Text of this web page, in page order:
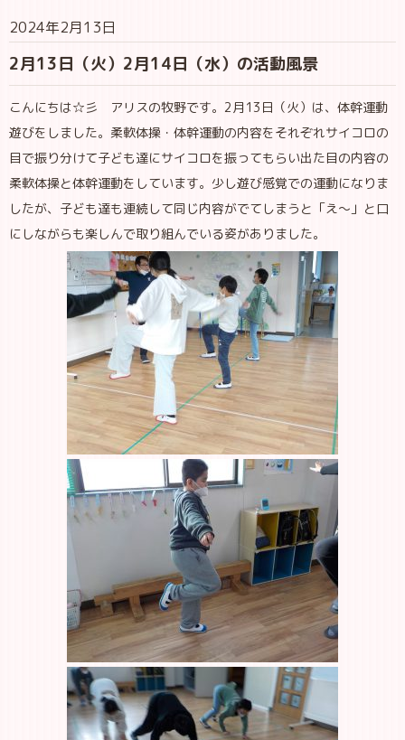
2024年2月13日
2月13日（火）2月14日（水）の活動風景
こんにちは☆彡 アリスの牧野です。2月13日（火）は、体幹運動
遊びをしました。柔軟体操・体幹運動の内容をそれぞれサイコロの
目で振り分けて子ども達にサイコロを振ってもらい出た目の内容の
柔軟体操と体幹運動をしています。少し遊び感覚での運動になりま
したが、子ども達も連続して同じ内容がでてしまうと「え～」と口
にしながらも楽しんで取り組んでいる姿がありました。